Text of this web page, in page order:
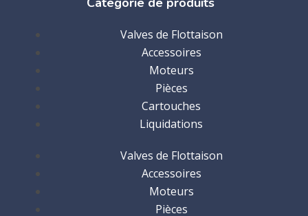
Valves de Flottaison
Accessoires
Moteurs
Pièces
Cartouches
Liquidations
Valves de Flottaison
Accessoires
Moteurs
Pièces